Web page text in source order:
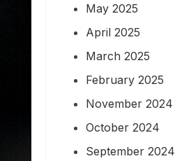
May 2025
April 2025
March 2025
February 2025
November 2024
October 2024
September 2024